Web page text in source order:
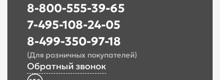
8-800-555-39-65
7-495-108-24-05
8-499-350-97-18
(Для розничных покупателей)
Обратный звонок